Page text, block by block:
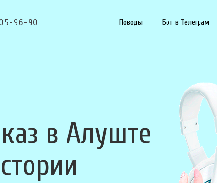
96-90 Поводы Бот в Телеграм
в Алуште